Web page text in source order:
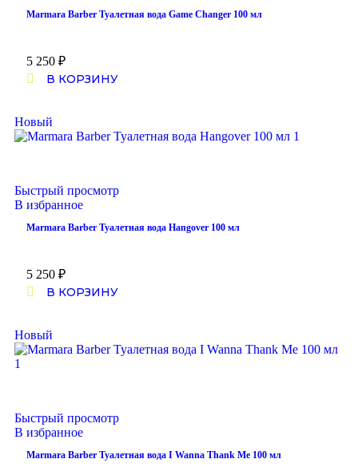
Marmara Barber Туалетная вода Game Changer 100 мл
5 250 ₽
В КОРЗИНУ
Новый
Быстрый просмотр
В избранное
Marmara Barber Туалетная вода Hangover 100 мл
5 250 ₽
В КОРЗИНУ
Новый
Быстрый просмотр
В избранное
Marmara Barber Туалетная вода I Wanna Thank Me 100 мл